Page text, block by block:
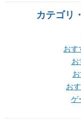
カテゴリ
おす
お
お
ゲ